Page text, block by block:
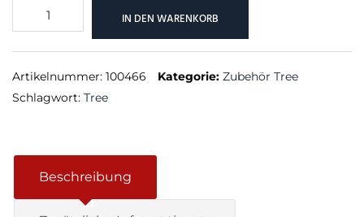
Präsenzmelder
Deckeneinbau
Tree
Weiß
Menge
IN DEN WARENKORB
Artikelnummer: 100466 Kategorie: Zubehör Tree
Schlagwort: Tree
Beschreibung